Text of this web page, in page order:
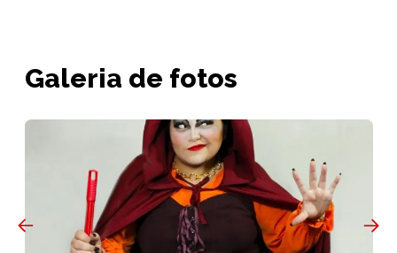
Galeria de fotos